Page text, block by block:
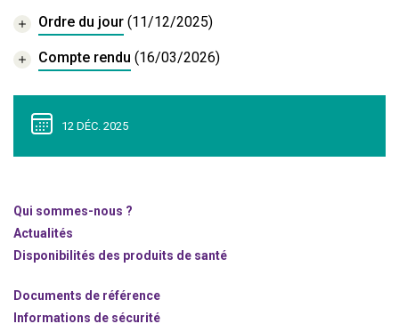
Ordre du jour (11/12/2025)
Compte rendu (16/03/2026)
12 DÉC. 2025
Qui sommes-nous ?
Actualités
Disponibilités des produits de santé
Documents de référence
Informations de sécurité